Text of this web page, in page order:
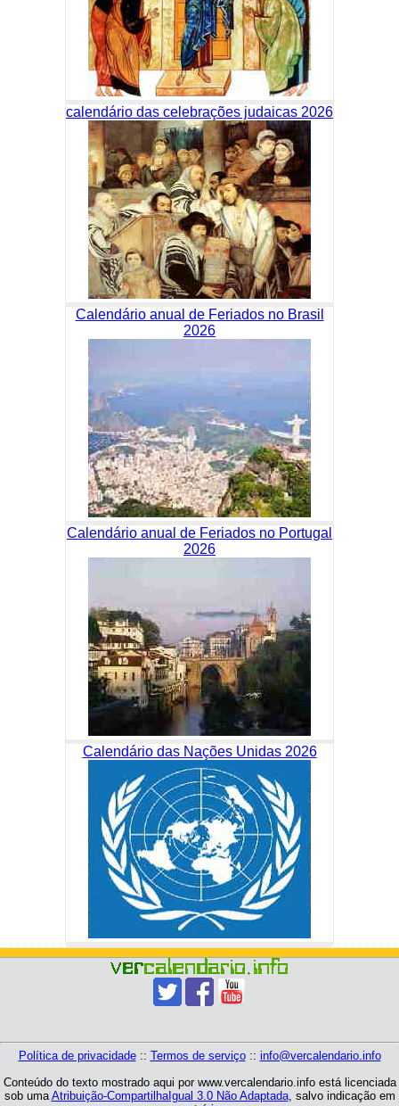
calendário das celebrações judaicas 2026
Calendário anual de Feriados no Brasil
2026
Calendário anual de Feriados no Portugal
2026
Calendário das Nações Unidas 2026
Política de privacidade:: Termos de serviço:: info@vercalendario.info
Conteúdo do texto mostrado aqui por www.vercalendario.info está licenciada
sob umaAtribuição-CompartilhaIgual 3.0 Não Adaptada, salvo indicação em